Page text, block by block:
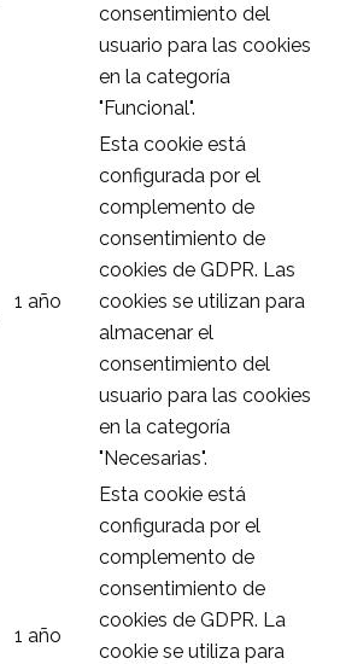
consentimiento del
usuario para las cookies
en la categoría
"Funcional".
1 año
Esta cookie está
configurada por el
complemento de
consentimiento de
cookies de GDPR. Las
cookies se utilizan para
almacenar el
consentimiento del
usuario para las cookies
en la categoría
"Necesarias".
1 año
Esta cookie está
configurada por el
complemento de
consentimiento de
cookies de GDPR. La
cookie se utiliza para